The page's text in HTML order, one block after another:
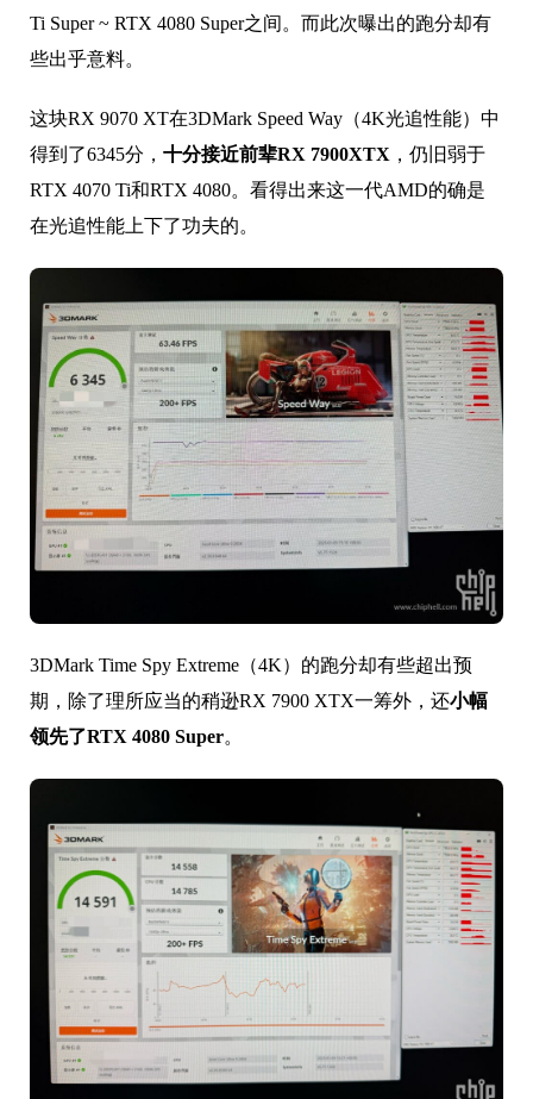
Ti Super ~ RTX 4080 Super之间。而此次曝出的跑分却有
些出乎意料。
这块RX 9070 XT在3DMark Speed Way（4K光追性能）中
得到了6345分， 十分接近前辈RX 7900XTX ，仍旧弱于
RTX 4070 Ti和RTX 4080。看得出来这一代AMD的确是
在光追性能上下了功夫的。
3DMark Time Spy Extreme（4K）的跑分却有些超出预
期，除了理所应当的稍逊RX 7900 XTX一筹外，还小幅
领先了RTX 4080 Super。